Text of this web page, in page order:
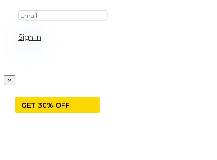
Sign in
×
GET 30% OFF